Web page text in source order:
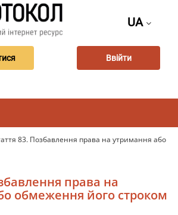
UA
Ввійти
83. Позбавлення права на утримання або
права на
обмеження його строком